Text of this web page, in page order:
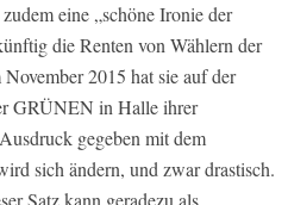
eine „schöne Ironie der
die Renten von Wählern der
2015 hat sie auf der
GRÜNEN in Halle ihrer
gegeben mit dem
sich ändern, und zwar drastisch.
Satz kann geradezu als